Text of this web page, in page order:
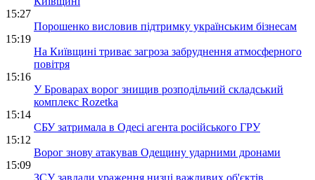
15:27
Порошенко висловив підтримку українським бізнесам
15:19
На Київщині триває загроза забруднення атмосферного
повітря
15:16
У Броварах ворог знищив розподільчий складський
комплекс Rozetka
15:14
СБУ затримала в Одесі агента російського ГРУ
15:12
Ворог знову атакував Одещину ударними дронами
15:09